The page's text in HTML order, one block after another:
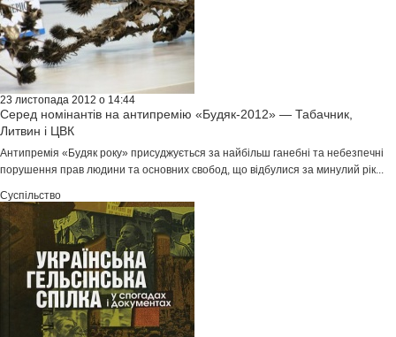
23 листопада 2012 о 14:44
Серед номінантів на антипремію «Будяк-2012» — Табачник,
Литвин і ЦВК
Антипремія «Будяк року» присуджується за найбільш ганебні та небезпечні
порушення прав людини та основних свобод, що відбулися за минулий рік...
Суспільство